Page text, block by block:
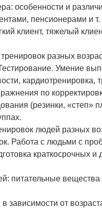
особенности и
пенсионерами и т.
клиент, тяжелый
разных
Умение
кардиотренировка,
по
(резинки, «степ»
людей разных
Работа с людьми с
краткосрочных и
питательные
от